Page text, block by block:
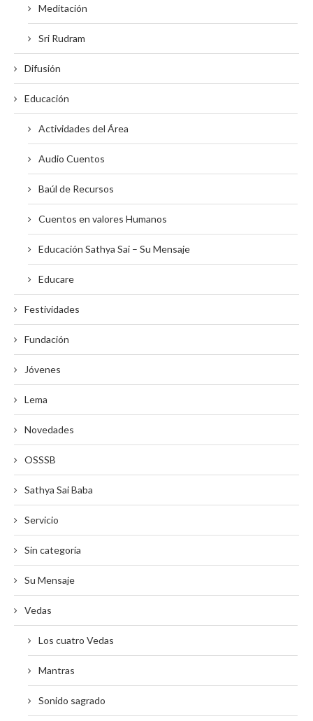
Meditación
Sri Rudram
Difusión
Educación
Actividades del Área
Audio Cuentos
Baúl de Recursos
Cuentos en valores Humanos
Educación Sathya Sai – Su Mensaje
Educare
Festividades
Fundación
Jóvenes
Lema
Novedades
OSSSB
Sathya Sai Baba
Servicio
Sin categoría
Su Mensaje
Vedas
Los cuatro Vedas
Mantras
Sonido sagrado